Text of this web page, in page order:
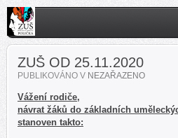
ZUŠ OD 25.11.2020
PUBLIKOVÁNO V NEZAŘAZENO
Vážení rodiče,
návrat žáků do základních
stanoven takto: